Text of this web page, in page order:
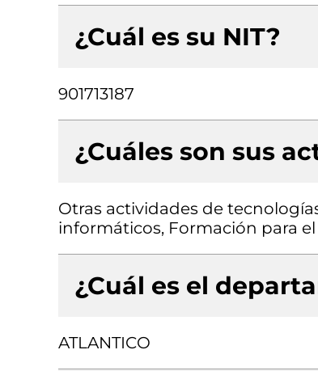
¿Cuál es su NIT?
901713187
¿Cuáles son sus
Otras actividades de
informáticos, Formación para
¿Cuál es el
ATLANTICO